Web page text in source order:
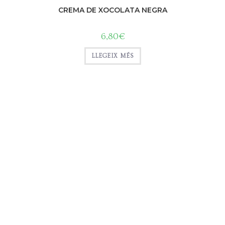
CREMA DE XOCOLATA NEGRA
6,80€
LLEGEIX MÉS